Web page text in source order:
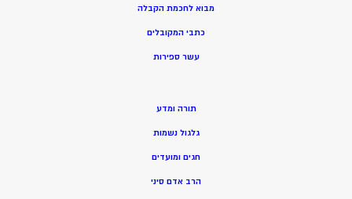
מבוא לחכמת הקבלה
כתבי המקובלים
עשר ספירות
תורה ומדע
גלגול נשמות
חגים ומועדים
הרב אדם סיני